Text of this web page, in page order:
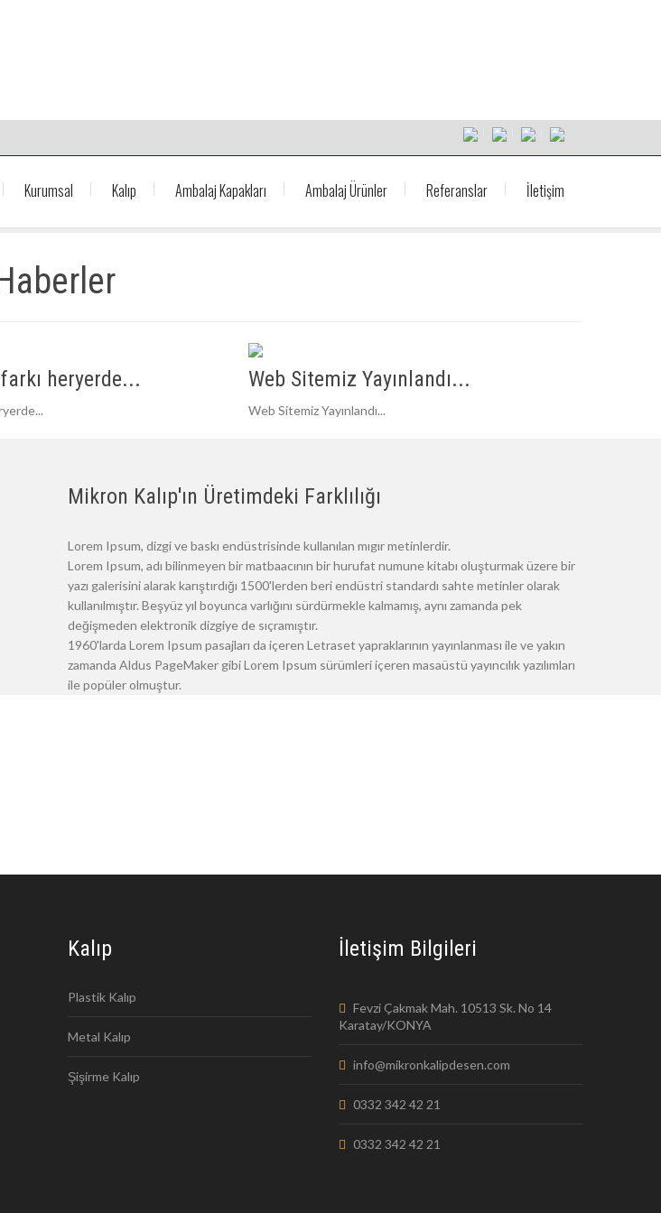
Kurumsal Kalıp Ambalaj Kapakları Ambalaj Ürünler Referanslar İletişim
heryerde... Web Sitemiz Yayınlandı...
Web Sitemiz Yayınlandı...
Mikron Kalıp'ın Üretimdeki Farklılığı
Lorem Ipsum, dizgi ve baskı endüstrisinde kullanılan mıgır metinlerdir.
Lorem Ipsum, adı bilinmeyen bir matbaacının bir hurufat numune kitabı oluşturmak üzere bir
yazı galerisini alarak karıştırdığı 1500'lerden beri endüstri standardı sahte metinler olarak
kullanılmıştır. Beşyüz yıl boyunca varlığını sürdürmekle kalmamış, aynı zamanda pek
değişmeden elektronik dizgiye de sıçramıştır.
1960'larda Lorem Ipsum pasajları da içeren Letraset yapraklarının yayınlanması ile ve yakın
zamanda Aldus PageMaker gibi Lorem Ipsum sürümleri içeren masaüstü yayıncılık yazılımları
ile popüler olmuştur.
Kalıp
Plastik Kalıp
Metal Kalıp
Şişirme Kalıp
İletişim Bilgileri
Fevzi Çakmak Mah. 10513 Sk. No 14
Karatay/KONYA
info@mikronkalipdesen.com
0332 342 42 21
0332 342 42 21